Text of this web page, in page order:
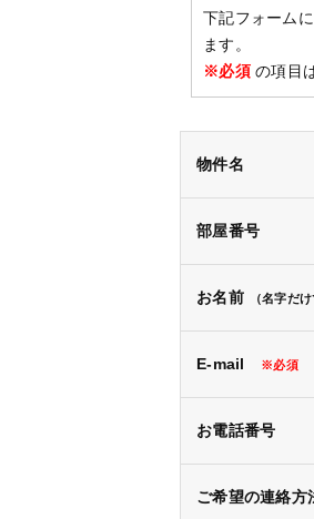
下記フォーム
ます。
※必須の項目
物件名
部屋番号
お名前 （名字だ
E-mail ※必須
お電話番号
ご希望の連絡方